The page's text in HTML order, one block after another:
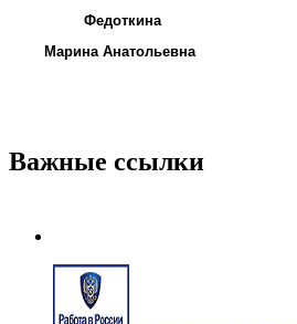
Федоткина
Марина Анатольевна
Важные ссылки